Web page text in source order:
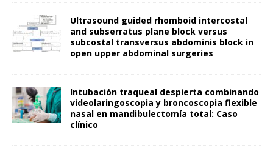
Ultrasound guided rhomboid intercostal
and subserratus plane block versus
subcostal transversus abdominis block in
open upper abdominal surgeries
Intubación traqueal despierta combinando
videolaringoscopia y broncoscopia flexible
nasal en mandibulectomía total: Caso
clínico